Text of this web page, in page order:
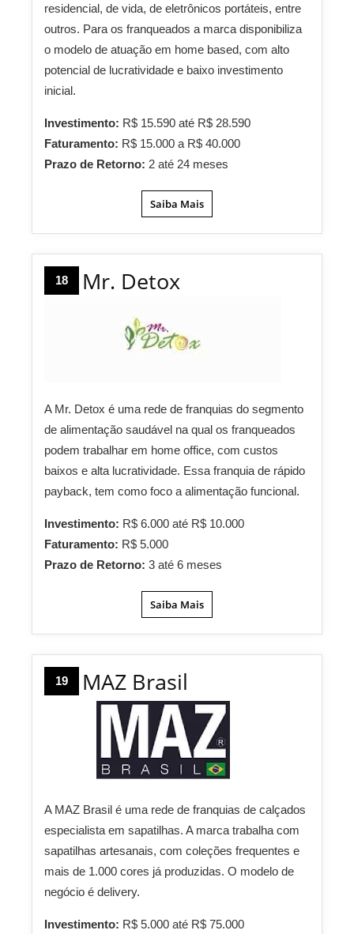
residencial, de vida, de eletrônicos portáteis, entre
outros. Para os franqueados a marca disponibiliza
o modelo de atuação em home based, com alto
potencial de lucratividade e baixo investimento
inicial.
Investimento: R$ 15.590 até R$ 28.590
Faturamento: R$ 15.000 a R$ 40.000
Prazo de Retorno: 2 até 24 meses
Saiba Mais
18 Mr. Detox
A Mr. Detox é uma rede de franquias do segmento
de alimentação saudável na qual os franqueados
podem trabalhar em home office, com custos
baixos e alta lucratividade. Essa franquia de rápido
payback, tem como foco a alimentação funcional.
Investimento: R$ 6.000 até R$ 10.000
Faturamento: R$ 5.000
Prazo de Retorno: 3 até 6 meses
Saiba Mais
19 MAZ Brasil
A MAZ Brasil é uma rede de franquias de calçados
especialista em sapatilhas. A marca trabalha com
sapatilhas artesanais, com coleções frequentes e
mais de 1.000 cores já produzidas. O modelo de
negócio é delivery.
Investimento: R$ 5.000 até R$ 75.000